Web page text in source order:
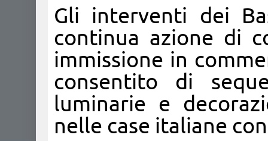
Gli interventi dei
continua azione di
immissione in
consentito di
luminarie e
nelle case italiane